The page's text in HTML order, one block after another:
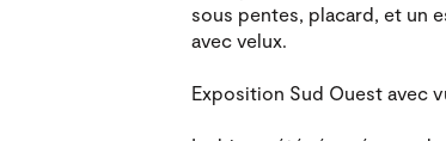
sous pentes, placard, et un
avec velux.
Exposition Sud Ouest avec